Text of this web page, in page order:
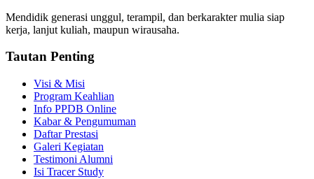
Mendidik generasi unggul, terampil, dan berkarakter mulia siap
kerja, lanjut kuliah, maupun wirausaha.
Tautan Penting
Visi & Misi
Program Keahlian
Info PPDB Online
Kabar & Pengumuman
Daftar Prestasi
Galeri Kegiatan
Testimoni Alumni
Isi Tracer Study